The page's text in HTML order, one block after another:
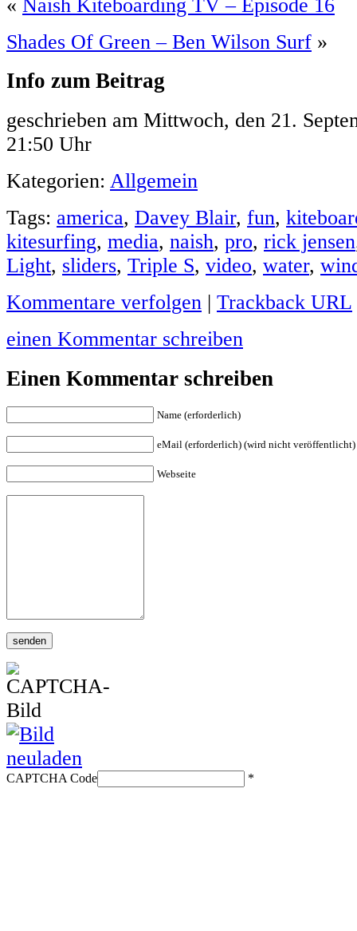
« Naish Kiteboarding TV – Episode 16
Shades Of Green – Ben Wilson Surf »
Info zum Beitrag
geschrieben am Mittwoch, den 21.
21:50 Uhr
Kategorien: Allgemein
Tags: america, Davey Blair, fun,
kitesurfing, media, naish, pro, rick jensen
Light, sliders, Triple S, video, water,
Kommentare verfolgen | Trackback URL
einen Kommentar schreiben
Einen Kommentar schreiben
Name (erforderlich)
eMail (erforderlich) (wird nicht veröffentlicht)
Webseite
CAPTCHA Code *